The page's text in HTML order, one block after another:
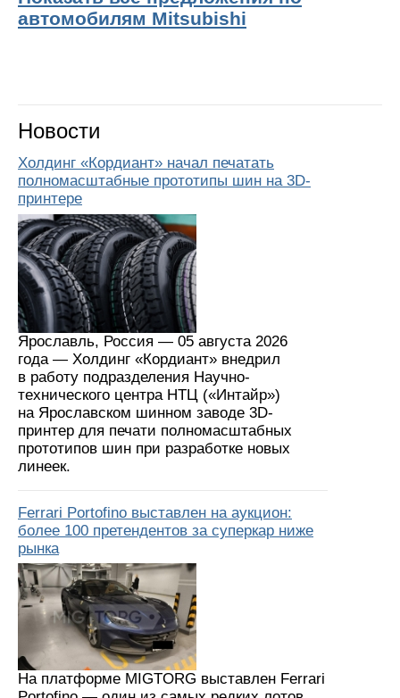
автомобилям Mitsubishi
Новости
Холдинг «Кордиант» начал печатать
полномасштабные прототипы шин на 3D-
принтере
Ярославль, Россия — 05 августа 2026
года — Холдинг «Кордиант» внедрил
в работу подразделения Научно-
технического центра НТЦ («Интайр»)
на Ярославском шинном заводе 3D-
принтер для печати полномасштабных
прототипов шин при разработке новых
линеек.
Ferrari Portofino выставлен на аукцион:
более 100 претендентов за суперкар ниже
рынка
На платформе MIGTORG выставлен Ferrari